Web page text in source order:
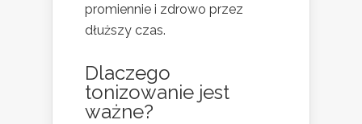
promiennie i zdrowo przez
dłuższy czas.
Dlaczego
tonizowanie jest
ważne?